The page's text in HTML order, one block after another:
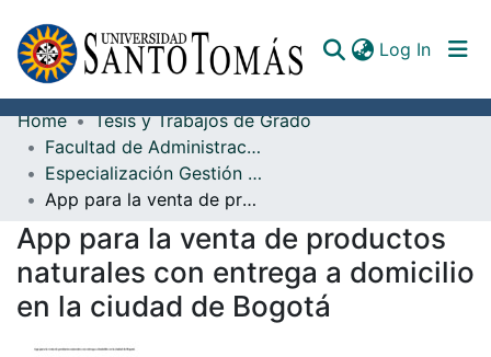
Log In
Communities & Collections
All of DSpace
Documents
Home
Tesis y Trabajos de Grado
Facultad de Administración de Empresas
Especialización Gestión para el Desarrollo Empresarial
App para la venta de productos naturales con entrega a domicilio en la ciudad de Bogotá
App para la venta de productos
naturales con entrega a domicilio
en la ciudad de Bogotá